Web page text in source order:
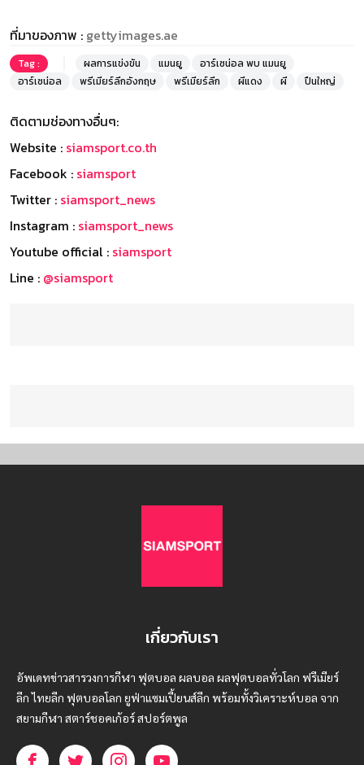
ที่มาของภาพ : gettyimages.ae
Tag : ผลการแข่งขัน แมนยู
อาร์เซน่อล พบ แมนยู
อาร์เซน่อล
พรีเมียร์ลีกอังกฤษ พรีเมียร์ลีก ผีแดง ผี ปืนใหญ่
ติดตามช่องทางอื่นๆ:
Website : siamsport.co.th
Facebook : siamsport
Twitter : siamsport_news
Instagram : siamsport_news
Youtube official : siamsport
Line : @siamsport
เกี่ยวกับเรา
อัพเดทข่าวสารวงการกีฬา ฟุตบอล ผลบอล ผลฟุตบอลทั่วโลก ฟรีเมียร์
ลีก ไทยลีก ฟุตบอลโลก ยูฟ่าแซมเปี้ยนส์ลีก พร้อมทั้งวิเคราะห์บอล จาก
สยามกีฬา สตาร์ชอคเก้อร์ สปอร์ตพูล